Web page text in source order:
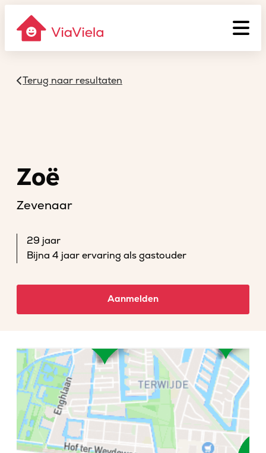
Terug naar resultaten
Zoë
Zevenaar
29 jaar
Bijna 4 jaar ervaring als gastouder
Aanmelden